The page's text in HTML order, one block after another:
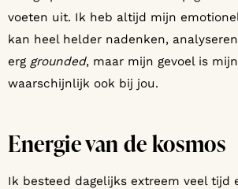
voeten uit. Ik heb altijd mijn
kan heel helder nadenken,
erg grounded, maar mijn gevoel is
waarschijnlijk ook bij jou.
Energie van de kosmos
Ik besteed dagelijks extreem veel tijd